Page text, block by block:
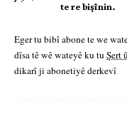
te re bişînin.
Eger tu bibî abone te we
dîsa tê wê wateyê ku tu Şert
dikarî ji abonetiyê derkevî